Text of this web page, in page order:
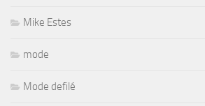
Mike Estes
mode
Mode defilé